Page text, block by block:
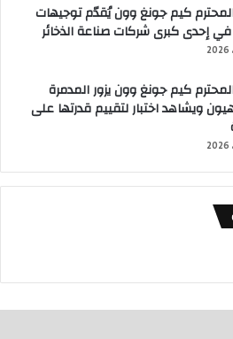
كيم جونغ وون يُقدّم توجيهات
في إحدى كبرى شركات صناعة الذخائر
كيم جونغ وون يزور المدمرة
ويشاهد اختبار لتقييم قدرتها على